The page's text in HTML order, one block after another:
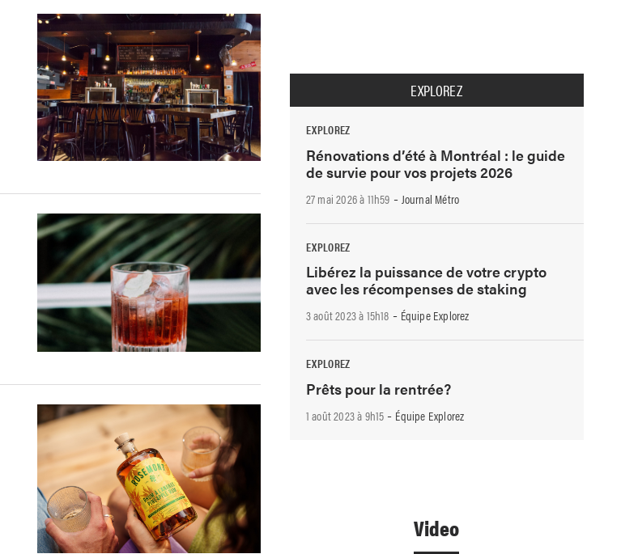
EXPLOREZ
EXPLOREZ
Rénovations d’été à Montréal : le guide
de survie pour vos projets 2026
27 mai 2026 à 11h59 - Journal Métro
EXPLOREZ
Libérez la puissance de votre crypto
avec les récompenses de staking
3 août 2023 à 15h18 - Équipe Explorez
EXPLOREZ
Prêts pour la rentrée?
1 août 2023 à 9h15 - Équipe Explorez
Video